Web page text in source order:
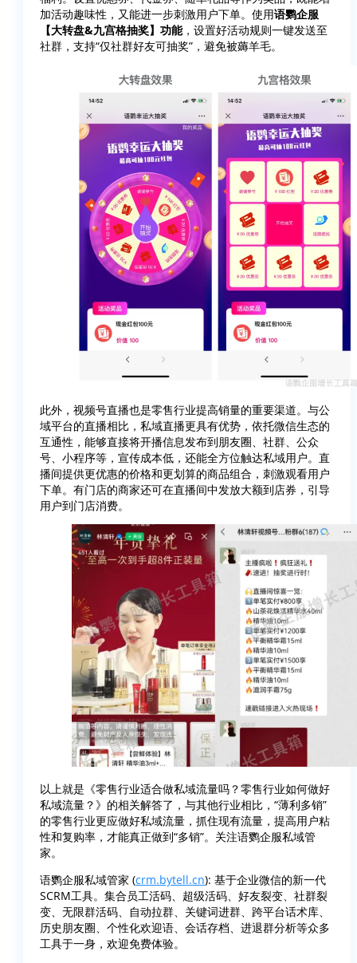
加活动趣味性，又能进一步刺激用户下单。使用语鹦企服
【大转盘&九宫格抽奖】功能，设置好活动规则一键发送至
社群，支持“仅社群好友可抽奖”，避免被薅羊毛。
此外，视频号直播也是零售行业提高销量的重要渠道。与公
域平台的直播相比，私域直播更具有优势，依托微信生态的
互通性，能够直接将开播信息发布到朋友圈、社群、公众
号、小程序等，宣传成本低，还能全方位触达私域用户。直
播间提供更优惠的价格和更划算的商品组合，刺激观看用户
下单。有门店的商家还可在直播间中发放大额到店券，引导
用户到门店消费。
以上就是《零售行业适合做私域流量吗？零售行业如何做好
私域流量？》的相关解答了，与其他行业相比，“薄利多销”
的零售行业更应做好私域流量，抓住现有流量，提高用户粘
性和复购率，才能真正做到“多销”。关注语鹦企服私域管
家。
语鹦企服私域管家 (crm.bytell.cn): 基于企业微信的新一代
SCRM工具。集合员工活码、超级活码、好友裂变、社群裂
变、无限群活码、自动拉群、关键词进群、跨平台话术库、
历史朋友圈、个性化欢迎语、会话存档、进退群分析等众多
工具于一身，欢迎免费体验。